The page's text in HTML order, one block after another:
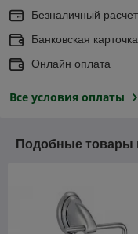
Безналичный расчет
Банковская
Онлайн оплата
Все условия оплаты
Подобные товары